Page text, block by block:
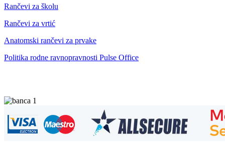
Rančevi za školu
Rančevi za vrtić
Anatomski rančevi za prvake
Politika rodne ravnopravnosti Pulse Office